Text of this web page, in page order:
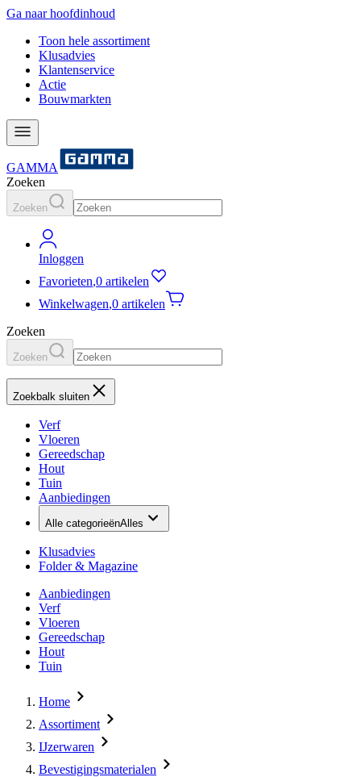
Ga naar hoofdinhoud
Toon hele assortiment
Klusadvies
Klantenservice
Actie
Bouwmarkten
GAMMA
Zoeken
Zoeken
Inloggen
Favorieten,0 artikelen
Winkelwagen,0 artikelen
Zoeken
Zoeken
Zoekbalk sluiten
Verf
Vloeren
Gereedschap
Hout
Tuin
Aanbiedingen
Alle categorieënAlles
Klusadvies
Folder & Magazine
Aanbiedingen
Verf
Vloeren
Gereedschap
Hout
Tuin
Home
Assortiment
IJzerwaren
Bevestigingsmaterialen